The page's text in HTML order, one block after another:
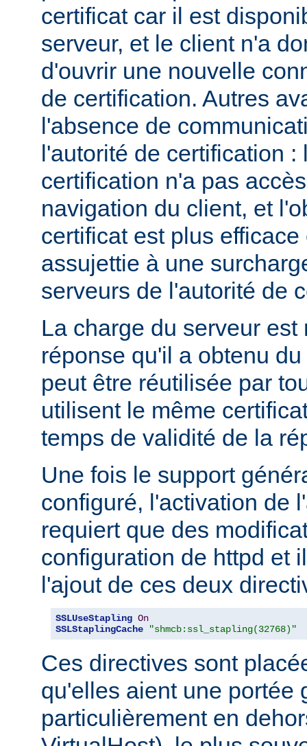
certificat car il est
serveur, et le client n'a
d'ouvrir une nouvelle
de certification. Autres
l'absence de
l'autorité de certification :
certification n'a pas
navigation du client, et
certificat est plus
assujettie à une
serveurs de l'autorité de
La charge du serveur est
réponse qu'il a obtenu
peut être réutilisée par
utilisent le même
temps de validité de la
Une fois le support
configuré, l'activation de
requiert que des
configuration de httpd et
l'ajout de ces deux
SSLUseStapling On
SSLStaplingCache
"shmcb:ssl_stapling(32768)"
Ces directives sont
qu'elles aient une portée
particulièrement en